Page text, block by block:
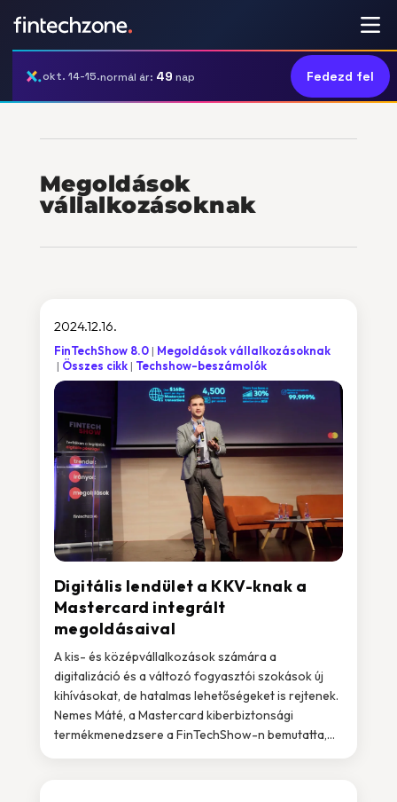
okt. 14-15.normál ár: 49 nap Fedezd fel
Megoldások
vállalkozásoknak
Digitális lendület a KKV-knak a
Mastercard integrált
megoldásaival
2024.12.16.
FinTechShow 8.0
Megoldások vállalkozásoknak
Összes cikk
Techshow-beszámolók
A kis- és középvállalkozások számára a
digitalizáció és a változó fogyasztói szokások új
kihívásokat, de hatalmas lehetőségeket is rejtenek.
Nemes Máté, a Mastercard kiberbiztonsági
termékmenedzsere a FinTechShow-n bemutatta,...